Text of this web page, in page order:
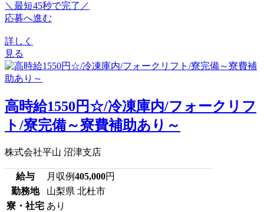
＼最短45秒で完了／
応募へ進む
詳しく
見る
高時給1550円☆/冷凍庫内/フォークリフ
ト/寮完備～寮費補助あり～
株式会社平山 沼津支店
給与 月収例405,000円
勤務地
山梨県 北杜市
寮・社宅 あり